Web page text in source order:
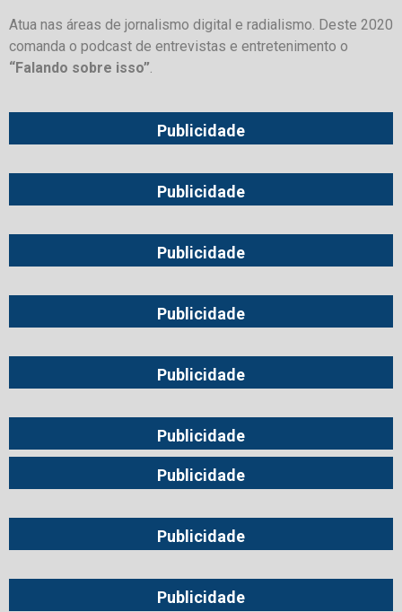
Atua nas áreas de jornalismo digital e radialismo. Deste 2020
comanda o podcast de entrevistas e entretenimento o
“Falando sobre isso”.
Publicidade
Publicidade
Publicidade
Publicidade
Publicidade
Publicidade
Publicidade
Publicidade
Publicidade